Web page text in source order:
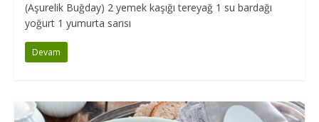
(Aşurelik Buğday) 2 yemek kaşığı tereyağ 1 su bardağı
yoğurt 1 yumurta sarısı
Devam